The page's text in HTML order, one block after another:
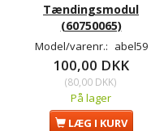
Tændingsmodul
(60750065)
Model/varenr.: abel59
100,00 DKK
(80,00 DKK)
På lager
LÆG I KURV